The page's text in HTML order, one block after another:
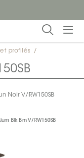
profilés /
Noir V/RW150SB
Blk Brn V/RW150SB